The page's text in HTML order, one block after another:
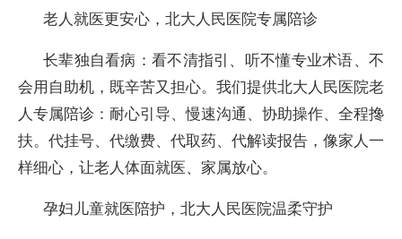
老人就医更安心，北大人民医院专属陪诊
长辈独自看病：看不清指引、听不懂专业术语、不
会用自助机，既辛苦又担心。我们提供北大人民医院老
人专属陪诊：耐心引导、慢速沟通、协助操作、全程搀
扶。代挂号、代缴费、代取药、代解读报告，像家人一
样细心，让老人体面就医、家属放心。
孕妇儿童就医陪护，北大人民医院温柔守护